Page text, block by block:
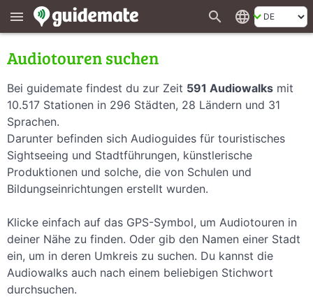
menu search language
Audiotouren suchen
Bei guidemate findest du zur Zeit 591 Audiowalks mit
10.517 Stationen in 296 Städten, 28 Ländern und 31
Sprachen.
Darunter befinden sich Audioguides für touristisches
Sightseeing und Stadtführungen, künstlerische
Produktionen und solche, die von Schulen und
Bildungseinrichtungen erstellt wurden.
Klicke einfach auf das GPS-Symbol, um Audiotouren in
deiner Nähe zu finden. Oder gib den Namen einer Stadt
ein, um in deren Umkreis zu suchen. Du kannst die
Audiowalks auch nach einem beliebigen Stichwort
durchsuchen.